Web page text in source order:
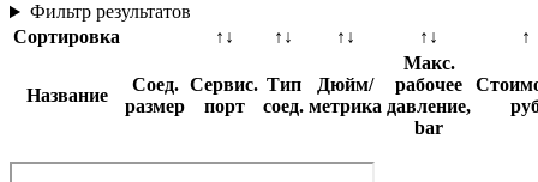
Фильтр результатов
Сортировка
↑↓ ↑↓ ↑↓ ↑↓ ↑
Название
Соед.
размер
Сервис.
порт
Тип
соед.
Дюйм/
метрика
Макс.
рабочее
давление,
bar